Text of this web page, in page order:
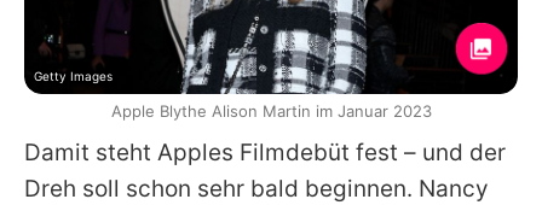
Damit steht Apples Filmdebüt fest – und der
Dreh soll schon sehr bald beginnen. Nancy
Getty Images
Apple Blythe Alison Martin im Januar 2023